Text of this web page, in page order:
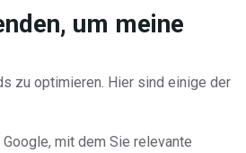
um meine
zu optimieren. Hier sind einige der
mit dem Sie relevante